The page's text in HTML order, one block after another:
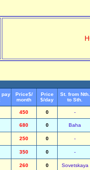
pay
Price$/
month
Price
$/day
St. from Nth.
to Sth.
450 0 -
680 0 Baha
250 0 -
350 0 -
260 0 Sovetskaya